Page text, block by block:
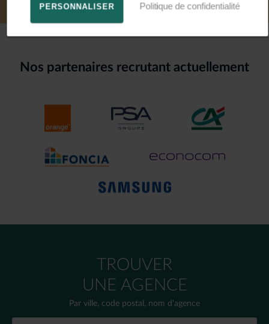
Nos partenaires recrutant actuellement
TROUVER
UNE AGENCE
Par ville, code postal, nom d'agence
PERSONNALISER Politique de confidentialité